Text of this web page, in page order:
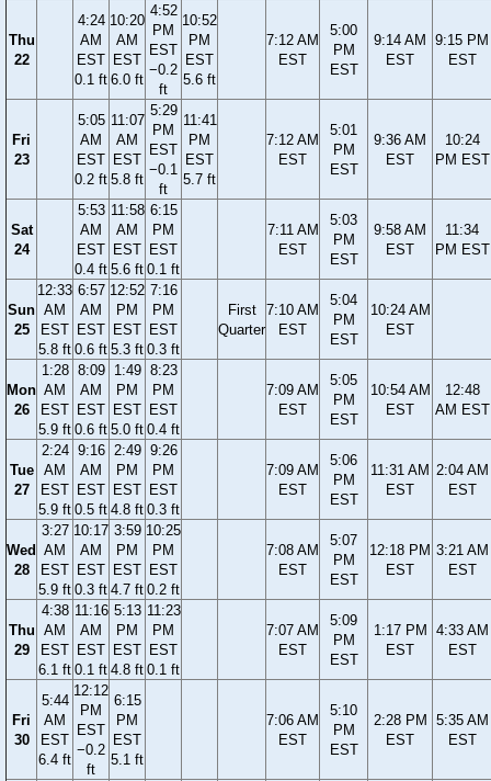
Thu
22
4:24
AM
EST
0.1 ft
10:20
AM
EST
6.0 ft
4:52
PM
EST
−0.2
ft
10:52
PM
EST
5.6 ft
7:12 AM
EST
5:00
PM
EST
9:14 AM
EST
9:15 PM
EST
Fri
23
5:05
AM
EST
0.2 ft
11:07
AM
EST
5.8 ft
5:29
PM
EST
−0.1
ft
11:41
PM
EST
5.7 ft
7:12 AM
EST
5:01
PM
EST
9:36 AM
EST
10:24
PM EST
Sat
24
5:53
AM
EST
0.4 ft
11:58
AM
EST
5.6 ft
6:15
PM
EST
0.1 ft
7:11 AM
EST
5:03
PM
EST
9:58 AM
EST
11:34
PM EST
Sun
25
12:33
AM
EST
5.8 ft
6:57
AM
EST
0.6 ft
12:52
PM
EST
5.3 ft
7:16
PM
EST
0.3 ft
First
Quarter
7:10 AM
EST
5:04
PM
EST
10:24 AM
EST
Mon
26
1:28
AM
EST
5.9 ft
8:09
AM
EST
0.6 ft
1:49
PM
EST
5.0 ft
8:23
PM
EST
0.4 ft
7:09 AM
EST
5:05
PM
EST
10:54 AM
EST
12:48
AM EST
Tue
27
2:24
AM
EST
5.9 ft
9:16
AM
EST
0.5 ft
2:49
PM
EST
4.8 ft
9:26
PM
EST
0.3 ft
7:09 AM
EST
5:06
PM
EST
11:31 AM
EST
2:04 AM
EST
Wed
28
3:27
AM
EST
5.9 ft
10:17
AM
EST
0.3 ft
3:59
PM
EST
4.7 ft
10:25
PM
EST
0.2 ft
7:08 AM
EST
5:07
PM
EST
12:18 PM
EST
3:21 AM
EST
Thu
29
4:38
AM
EST
6.1 ft
11:16
AM
EST
0.1 ft
5:13
PM
EST
4.8 ft
11:23
PM
EST
0.1 ft
7:07 AM
EST
5:09
PM
EST
1:17 PM
EST
4:33 AM
EST
Fri
30
5:44
AM
EST
6.4 ft
12:12
PM
EST
−0.2
ft
6:15
PM
EST
5.1 ft
7:06 AM
EST
5:10
PM
EST
2:28 PM
EST
5:35 AM
EST